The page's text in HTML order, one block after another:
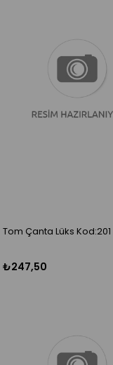
Tom Çanta Lüks Kod:201
₺247,50